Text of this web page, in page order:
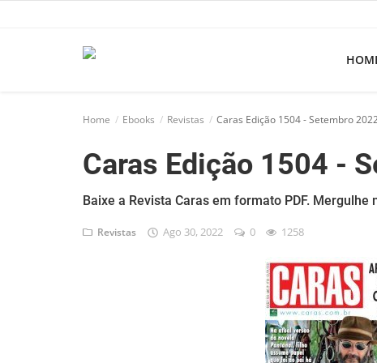
Home Ebooks Revistas Caras Edição 1504 - Setembro
Caras Edição 1504 -
Baixe a Revista Caras em formato PDF.
Revistas Ago 30, 2022 0 1258